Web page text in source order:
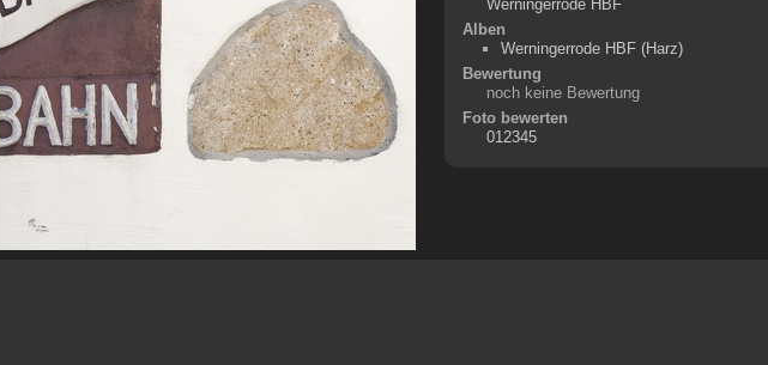
Werningerrode HBF
Alben
Werningerrode HBF (Harz)
Bewertung
noch keine Bewertung
Foto bewerten